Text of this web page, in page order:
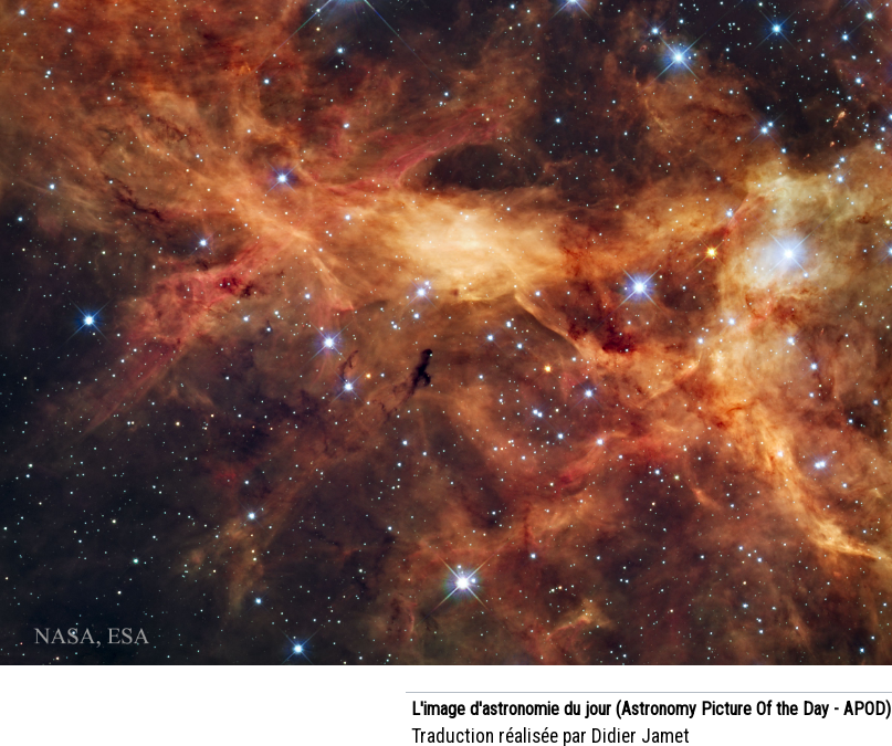
L'image d'astronomie du jour (Astronomy Picture Of the Day - APOD)
Traduction réalisée par Didier Jamet